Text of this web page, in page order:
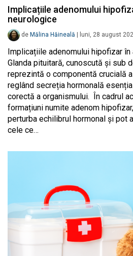
Implicațiile adenomului
neurologice
de Mălina Hăineală luni, 28 august
Implicațiile adenomului hipofizar
Glanda pituitară, cunoscută și sub
reprezintă o componentă crucială
reglând secreția hormonală
corectă a organismului. În cadrul
formațiuni numite adenom
perturba echilibrul hormonal și pot
cele ce…